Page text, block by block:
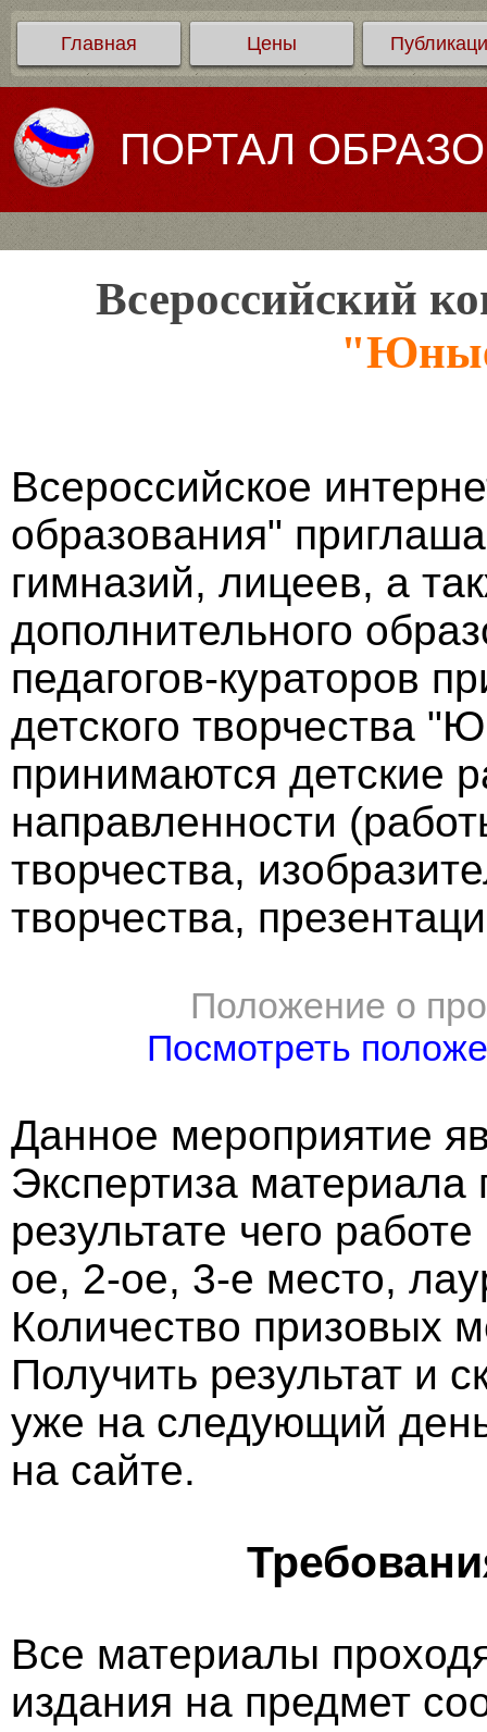
Главная Цены
ПОРТАЛ
Всероссийский
Всероссийское
образования"
гимназий, лицеев, а
дополнительного
педагогов-кураторов
детского творчества
принимаются детские
направленности
творчества,
творчества,
Положение о
Посмотреть
Данное мероприятие
Экспертиза
результате чего
ое, 2-ое, 3-е место,
Количество призовых
Получить результат и
уже на следующий
на сайте.
Все материалы
издания на предмет